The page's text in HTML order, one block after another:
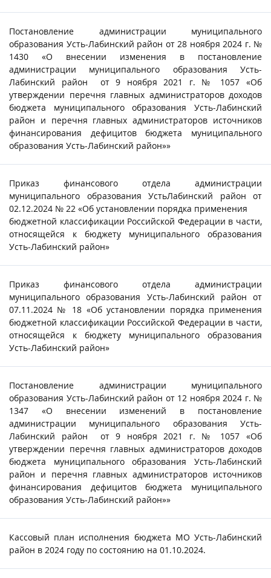
Постановление администрации муниципального
образования Усть-Лабинский район от 28 ноября 2024 г. №
1430 «О внесении изменения в постановление
администрации муниципального образования Усть-
Лабинский район от 9 ноября 2021 г. № 1057 «Об
утверждении перечня главных администраторов доходов
бюджета муниципального образования Усть-Лабинский
район и перечня главных администраторов источников
финансирования дефицитов бюджета муниципального
образования Усть-Лабинский район»»
Приказ финансового отдела администрации
муниципального образования УстьЛабинский район от
02.12.2024 № 22 «Об установлении порядка применения
бюджетной классификации Российской Федерации в части,
относящейся к бюджету муниципального образования
Усть-Лабинский район»
Приказ финансового отдела администрации
муниципального образования Усть-Лабинский район от
07.11.2024 № 18 «Об установлении порядка применения
бюджетной классификации Российской Федерации в части,
относящейся к бюджету муниципального образования
Усть-Лабинский район»
Постановление администрации муниципального
образования Усть-Лабинский район от 12 ноября 2024 г. №
1347 «О внесении изменений в постановление
администрации муниципального образования Усть-
Лабинский район от 9 ноября 2021 г. № 1057 «Об
утверждении перечня главных администраторов доходов
бюджета муниципального образования Усть-Лабинский
район и перечня главных администраторов источников
финансирования дефицитов бюджета муниципального
образования Усть-Лабинский район»»
Кассовый план исполнения бюджета МО Усть-Лабинский
район в 2024 году по состоянию на 01.10.2024.